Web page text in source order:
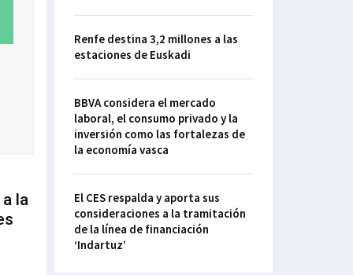
la
Renfe destina 3,2 millones a las
estaciones de Euskadi
BBVA considera el mercado
laboral, el consumo privado y la
inversión como las fortalezas de
la economía vasca
El CES respalda y aporta sus
consideraciones a la tramitación
de la línea de financiación
‘Indartuz’